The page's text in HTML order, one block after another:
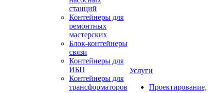
станций
Контейнеры для
ремонтных
мастерских
Блок-контейнеры
связи
Контейнеры для
ИБП
Контейнеры для
трансформаторов
Услуги
Проектирование,